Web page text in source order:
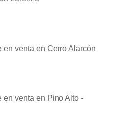
venta en Cerro Alarcón
en venta en Pino Alto -